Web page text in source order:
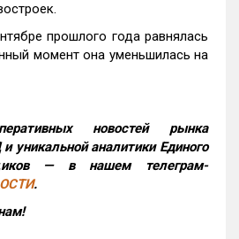
прошлого года равнялась
момент она уменьшилась на
новостей рынка
уникальной аналитики Единого
— в нашем телеграм-
.